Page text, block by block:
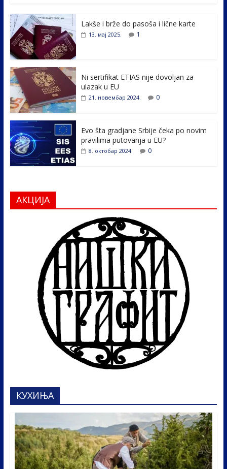
e
b
o
o
k
itt
er e
er ar
e
Lakše i brže do pasoša i lične karte
13. мај 2025. 1
Ni sertifikat ETIAS nije dovoljan za
ulazak u EU
21. новембар 2024. 0
Evo šta gradjane Srbije čeka po novim
pravilima putovanja u EU?
8. октобар 2024. 0
АКЦИЈА
КУХИЊА